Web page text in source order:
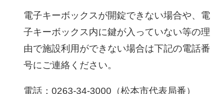
電子キーボックスが開錠できない場合や、電
子キーボックス内に鍵が入っていない等の理
由で施設利用ができない場合は下記の電話番
号にご連絡ください。
電話：0263-34-3000（松本市代表局番）